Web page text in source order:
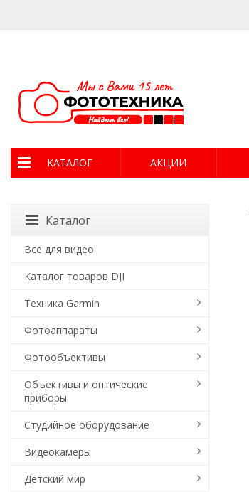
КАТАЛОГ АКЦИИ
Каталог
Все для видео
Каталог товаров DJI
Техника Garmin
Фотоаппараты
Фотообъективы
Объективы и оптические
приборы
Студийное оборудование
Видеокамеры
Детский мир